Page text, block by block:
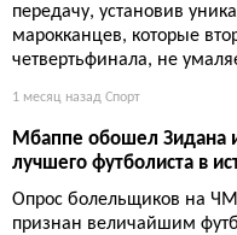
передачу, установив
марокканцев, которые
четвертьфинала, не
1 месяц назад Спорт
Мбаппе обошел Зидана
лучшего футболиста в
Опрос болельщиков на
признан величайшим